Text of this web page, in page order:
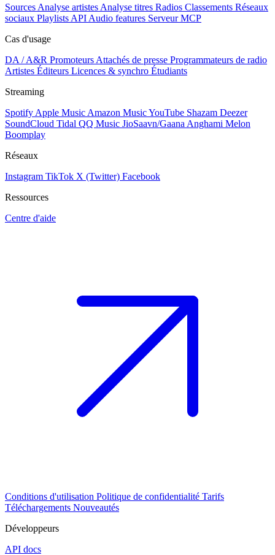
Sources Analyse artistes Analyse titres Radios Classements Réseaux
sociaux Playlists API Audio features Serveur MCP
Cas d'usage
DA / A&R Promoteurs Attachés de presse Programmateurs de radio
Artistes Éditeurs Licences & synchro Étudiants
Streaming
Spotify Apple Music Amazon MusicYouTube Shazam Deezer
SoundCloud Tidal QQ Music JioSaavn/Gaana Anghami Melon
Boomplay
Réseaux
Instagram TikTok X (Twitter) Facebook
Ressources
Centre d'aide
Conditions d'utilisation Politique de confidentialité Tarifs
Téléchargements Nouveautés
Développeurs
API docs